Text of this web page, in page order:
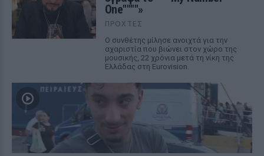
One""""»
ΠΡΟΧΤΈΣ
Ο συνθέτης μίλησε ανοιχτά για την
αχαριστία που βιώνει στον χώρο της
μουσικής, 22 χρόνια μετά τη νίκη της
Ελλάδας στη Eurovision.